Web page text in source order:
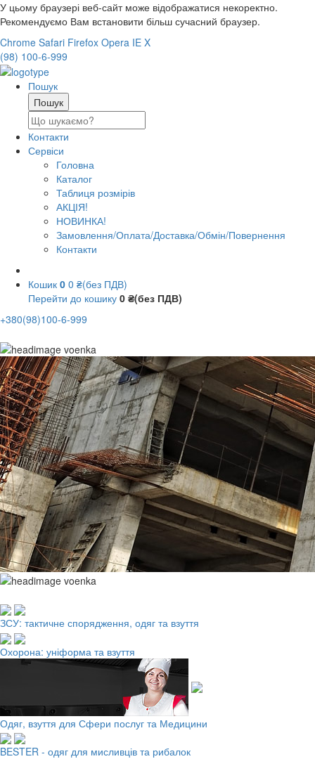
У цьому браузері веб-сайт може відображатися некоректно.
Рекомендуємо Вам встановити більш сучасний браузер.
Chrome Safari Firefox Opera IE X
(98) 100-6-999
Пошук
Контакти
Сервіси
Головна
Каталог
Таблиця розмірів
АКЦІЯ!
НОВИНКА!
Замовлення/Оплата/Доставка/Обмін/Повернення
Контакти
Кошик 0 0 ₴(без ПДВ)
Перейти до кошику 0 ₴(без ПДВ)
+380(98)100-6-999
ЗСУ: тактичне спорядження, одяг та взуття
Охорона: уніформа та взуття
Одяг, взуття для Сфери послуг та Медицини
BESTER - одяг для мисливців та рибалок